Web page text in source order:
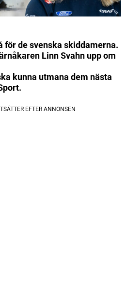
för de svenska skiddamerna.
Linn Svahn upp om
kunna utmana dem nästa